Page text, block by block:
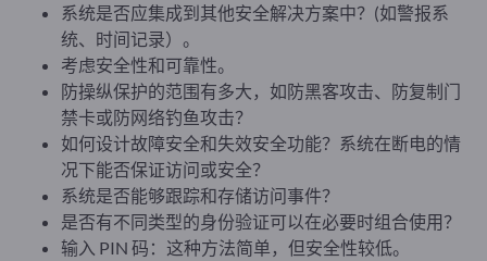
系统是否应集成到其他安全解决方案中？(如警报系
统、时间记录）。
考虑安全性和可靠性。
防操纵保护的范围有多大，如防黑客攻击、防复制门
禁卡或防网络钓鱼攻击？
如何设计故障安全和失效安全功能？系统在断电的情
况下能否保证访问或安全？
系统是否能够跟踪和存储访问事件？
是否有不同类型的身份验证可以在必要时组合使用？
输入 PIN 码：这种方法简单，但安全性较低。